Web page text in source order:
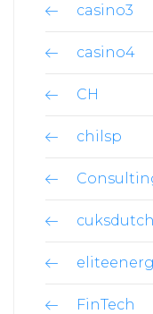
casino3
casino4
CH
chilsp
FinTech